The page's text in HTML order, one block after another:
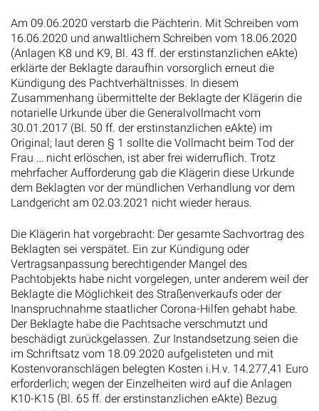
Am 09.06.2020 verstarb die Pächterin. Mit Schreiben vom
16.06.2020 und anwaltlichem Schreiben vom 18.06.2020
(Anlagen K8 und K9, Bl. 43 ff. der erstinstanzlichen eAkte)
erklärte der Beklagte daraufhin vorsorglich erneut die
Kündigung des Pachtverhältnisses. In diesem
Zusammenhang übermittelte der Beklagte der Klägerin die
notarielle Urkunde über die Generalvollmacht vom
30.01.2017 (Bl. 50 ff. der erstinstanzlichen eAkte) im
Original; laut deren § 1 sollte die Vollmacht beim Tod der
Frau … nicht erlöschen, ist aber frei widerruflich. Trotz
mehrfacher Aufforderung gab die Klägerin diese Urkunde
dem Beklagten vor der mündlichen Verhandlung vor dem
Landgericht am 02.03.2021 nicht wieder heraus.
Die Klägerin hat vorgebracht: Der gesamte Sachvortrag des
Beklagten sei verspätet. Ein zur Kündigung oder
Vertragsanpassung berechtigender Mangel des
Pachtobjekts habe nicht vorgelegen, unter anderem weil der
Beklagte die Möglichkeit des Straßenverkaufs oder der
Inanspruchnahme staatlicher Corona-Hilfen gehabt habe.
Der Beklagte habe die Pachtsache verschmutzt und
beschädigt zurückgelassen. Zur Instandsetzung seien die
im Schriftsatz vom 18.09.2020 aufgelisteten und mit
Kostenvoranschlägen belegten Kosten i.H.v. 14.277,41 Euro
erforderlich; wegen der Einzelheiten wird auf die Anlagen
K10-K15 (Bl. 65 ff. der erstinstanzlichen eAkte) Bezug